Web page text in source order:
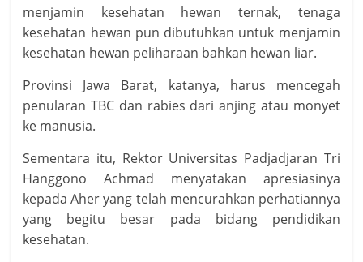
menjamin kesehatan hewan ternak, tenaga
kesehatan hewan pun dibutuhkan untuk menjamin
kesehatan hewan peliharaan bahkan hewan liar.
Provinsi Jawa Barat, katanya, harus mencegah
penularan TBC dan rabies dari anjing atau monyet
ke manusia.
Sementara itu, Rektor Universitas Padjadjaran Tri
Hanggono Achmad menyatakan apresiasinya
kepada Aher yang telah mencurahkan perhatiannya
yang begitu besar pada bidang pendidikan
kesehatan.